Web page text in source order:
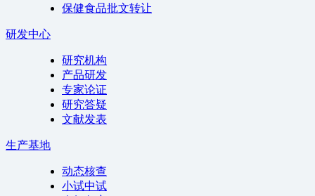
保健食品批文转让
研发中心
研究机构
产品研发
专家论证
研究答疑
文献发表
生产基地
动态核查
小试中试